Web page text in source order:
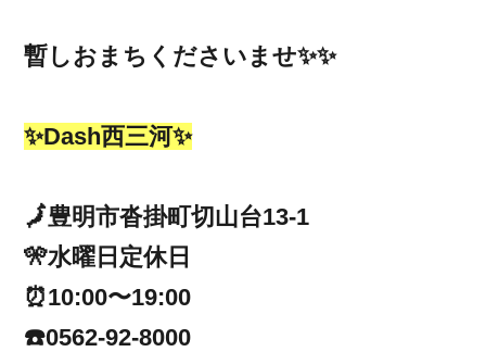
暫しおまちくださいませ✨✨
✨Dash西三河✨
🗾豊明市沓掛町切山台13-1
🎌水曜日定休日
⏰10:00〜19:00
☎️0562-92-8000